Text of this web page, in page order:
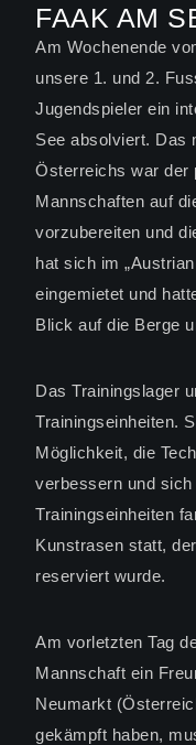
FAAK AM
Am Wochenende
unsere 1. und 2.
Jugendspieler ein
See absolviert. Das
Österreichs war der
Mannschaften auf
vorzubereiten und
hat sich im
eingemietet und
Blick auf die Berge
Das Trainingslager
Trainingseinheiten.
Möglichkeit, die
verbessern und
Trainingseinheiten
Kunstrasen statt,
reserviert wurde.
Am vorletzten Tag
Mannschaft ein
Neumarkt
gekämpft haben,